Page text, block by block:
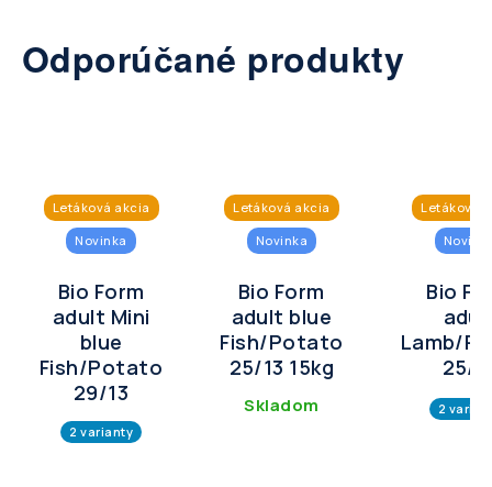
Odporúčané produkty
Letáková akcia
Novinka
Bio Form
adult Mini
blue
Fish/Potato
29/13
2 varianty
Letáková akcia
Novinka
Bio Form
adult blue
Fish/Potato
25/13 15kg
Skladom
Letáková
Bio
Lamb/
25/
2